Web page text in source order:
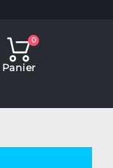
0
Panier